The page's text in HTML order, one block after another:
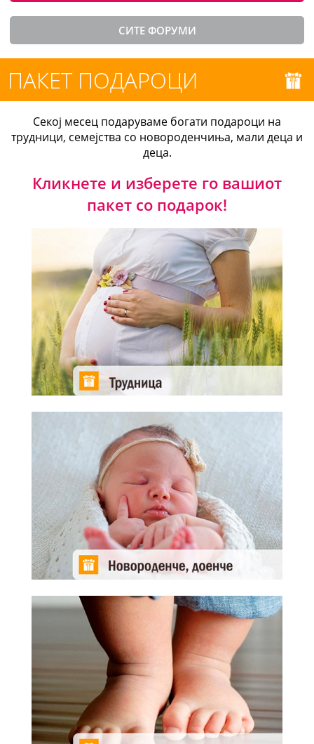
СИТЕ ФОРУМИ
ПАКЕТ ПОДАРОЦИ
Секој месец подаруваме богати подароци на
трудници, семејства со новороденчиња, мали деца и
деца.
Кликнете и изберете го вашиот
пакет со подарок!